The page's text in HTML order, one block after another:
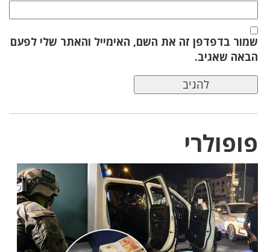
שמור בדפדפן זה את השם, האימייל והאתר שלי לפעם
הבאה שאגיב.
פופולרי